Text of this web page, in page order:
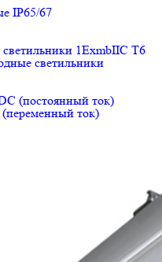
IP65/67
1ExmbIIC T6
светильники
(постоянный ток)
ток)